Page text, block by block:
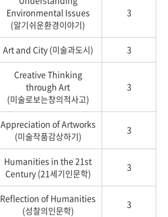
Environmental Issues
(알기쉬운환경이야기)
3
Art and City (미술과도시) 3
Creative Thinking
through Art
(미술로보는창의적사고)
3
Appreciation of Artworks
(미술작품감상하기)
3
Humanities in the 21st
Century (21세기인문학)
3
Reflection of Humanities
(성찰의인문학)
3